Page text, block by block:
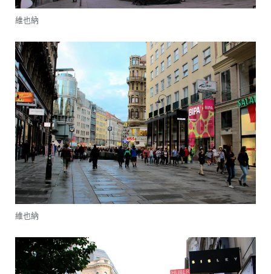
維也納
維也納